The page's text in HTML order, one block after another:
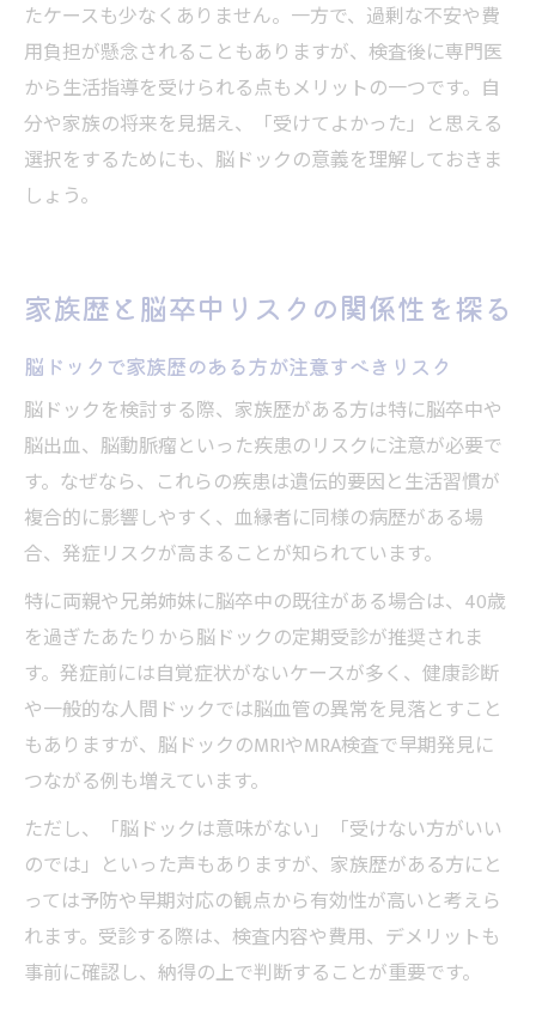
たケースも少なくありません。一方で、過剰な不安や費
用負担が懸念されることもありますが、検査後に専門医
から生活指導を受けられる点もメリットの一つです。自
分や家族の将来を見据え、「受けてよかった」と思える
選択をするためにも、脳ドックの意義を理解しておきま
しょう。
家族歴と脳卒中リスクの関係性を探る
脳ドックで家族歴のある方が注意すべきリスク
脳ドックを検討する際、家族歴がある方は特に脳卒中や
脳出血、脳動脈瘤といった疾患のリスクに注意が必要で
す。なぜなら、これらの疾患は遺伝的要因と生活習慣が
複合的に影響しやすく、血縁者に同様の病歴がある場
合、発症リスクが高まることが知られています。
特に両親や兄弟姉妹に脳卒中の既往がある場合は、40歳
を過ぎたあたりから脳ドックの定期受診が推奨されま
す。発症前には自覚症状がないケースが多く、健康診断
や一般的な人間ドックでは脳血管の異常を見落とすこと
もありますが、脳ドックのMRIやMRA検査で早期発見に
つながる例も増えています。
ただし、「脳ドックは意味がない」「受けない方がいい
のでは」といった声もありますが、家族歴がある方にと
っては予防や早期対応の観点から有効性が高いと考えら
れます。受診する際は、検査内容や費用、デメリットも
事前に確認し、納得の上で判断することが重要です。